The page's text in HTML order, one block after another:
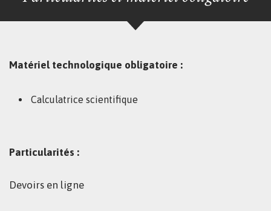
Matériel technologique obligatoire :
Calculatrice scientifique
Particularités :
Devoirs en ligne